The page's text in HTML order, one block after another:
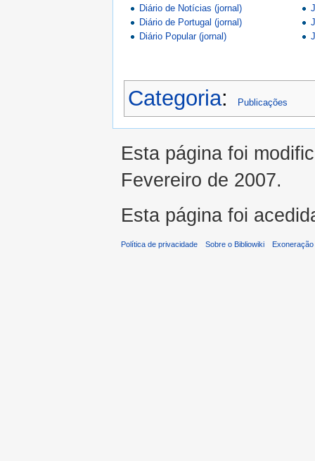
Diário de Notícias (jornal)
Diário de Portugal (jornal)
Diário Popular (jornal)
Categoria: Publicações
Esta página foi
Fevereiro de 2007.
Esta página foi
Política de privacidade Sobre o Bibliowiki